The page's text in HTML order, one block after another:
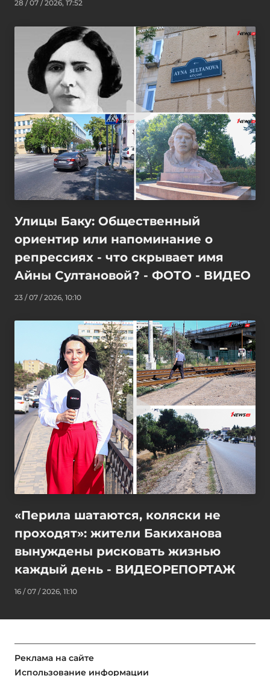
28 / 07 / 2026, 17:52
Улицы Баку: Общественный
ориентир или напоминание о
репрессиях - что скрывает имя
Айны Султановой? - ФОТО - ВИДЕО
23 / 07 / 2026, 10:10
«Перила шатаются, коляски не
проходят»: жители Бакиханова
вынуждены рисковать жизнью
каждый день - ВИДЕОРЕПОРТАЖ
16 / 07 / 2026, 11:10
Реклама на сайте
Использование информации